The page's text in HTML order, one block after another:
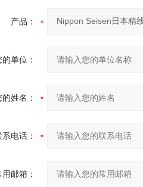
产品：
的单位：
的姓名：
系电话：
用邮箱：